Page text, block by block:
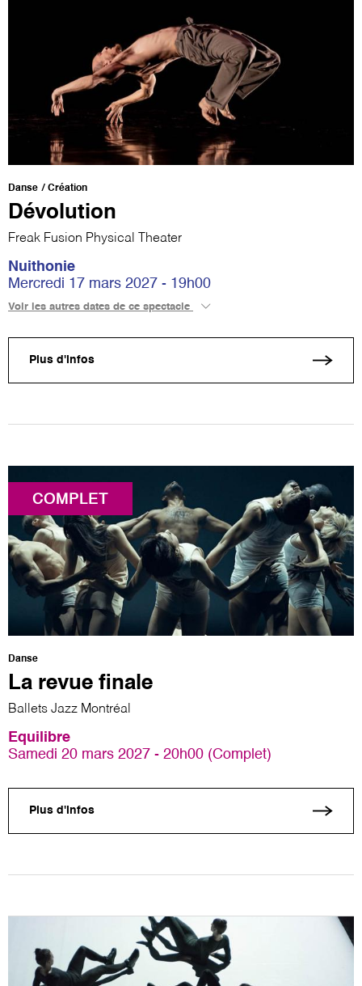
Danse Création
Dévolution
Freak Fusion Physical Theater
Nuithonie
Mercredi 17 mars 2027 - 19h00
Voir les autres dates de ce spectacle
Plus d'infos
COMPLET
Danse
La revue finale
Ballets Jazz Montréal
Equilibre
Samedi 20 mars 2027 - 20h00 (Complet)
Plus d'infos